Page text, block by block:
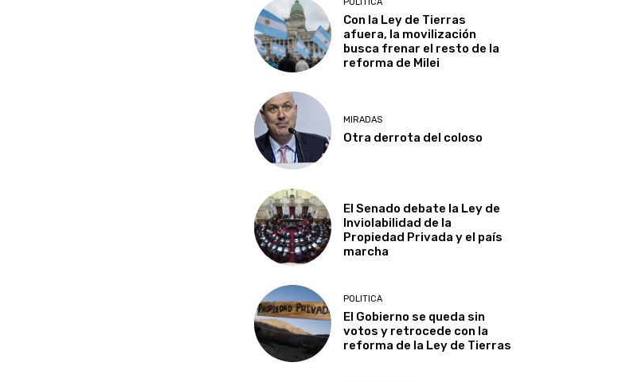
POLITICA
Con la Ley de Tierras
afuera, la movilización
busca frenar el resto de la
reforma de Milei
MIRADAS
Otra derrota del coloso
El Senado debate la Ley de
Inviolabilidad de la
Propiedad Privada y el país
marcha
POLITICA
El Gobierno se queda sin
votos y retrocede con la
reforma de la Ley de Tierras